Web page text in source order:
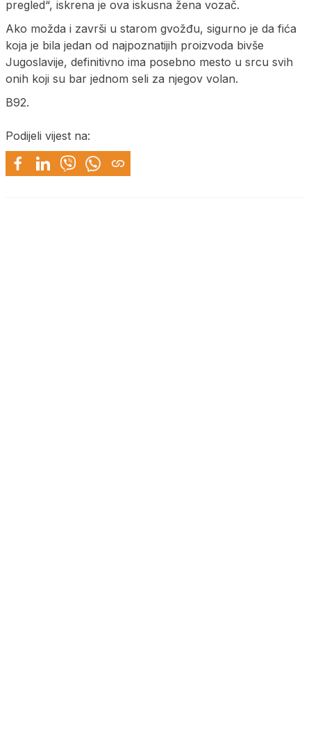
pregled“, iskrena je ova iskusna žena vozač.
Ako možda i završi u starom gvožđu, sigurno je da fića
koja je bila jedan od najpoznatijih proizvoda bivše
Jugoslavije, definitivno ima posebno mesto u srcu svih
onih koji su bar jednom seli za njegov volan.
B92.
Podijeli vijest na: